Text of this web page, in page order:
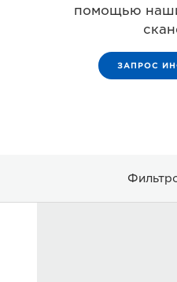
помощью
ЗАПРОС